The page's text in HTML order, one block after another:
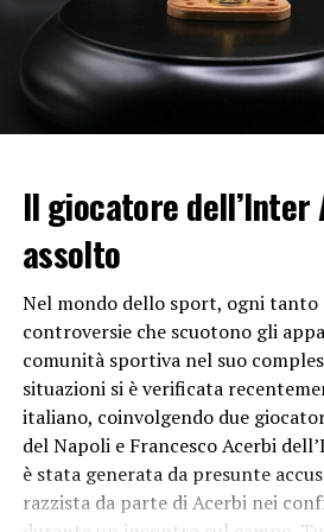
Tuttavia, i
fan di Deppe gli
hanno mandato giù la notizia della
dell’attore e nei giorni scorsi
internet una petizione per il suo
Bros con messaggi in cui
di Grindelwald aJohnny Depp.
Tuttavia la casa cinematografica
passi e avrebbe già trovato il suo
Chi è Mads Mikkelsen
L’attore danese è conosciuto
televisiva “Hannibal”, ma ha già
produzioni come “Doctor
Solace”, in cui interpretava “Le
l’attore ha partecipato anche alla
Il giocatore dell’Inter
assolto
Nel mondo dello sport, ogni tanto
controversie che scuotono gli
comunità sportiva nel suo
situazioni si è verificata
italiano, coinvolgendo due
del Napoli e Francesco Acerbi
è stata generata da presunte
razzista da parte di Acerbi nei